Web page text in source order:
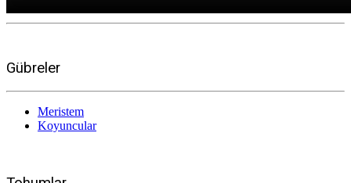
Gübreler
Meristem
Koyuncular